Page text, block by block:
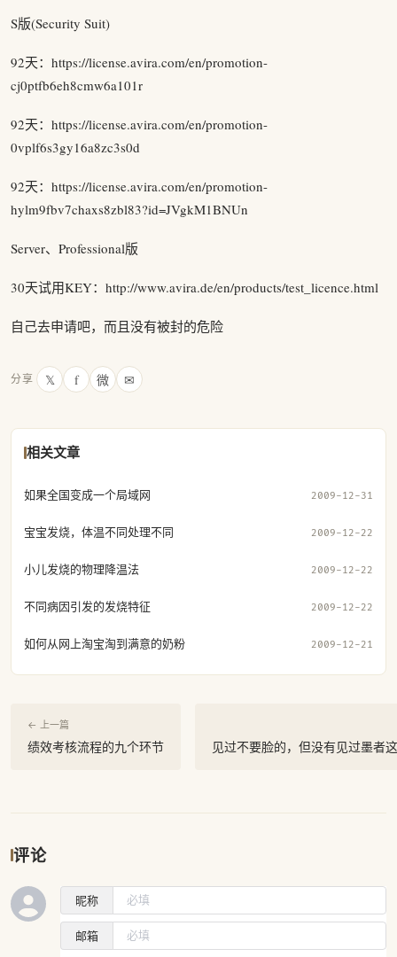
S版(Security Suit)
92天：https://license.avira.com/en/promotion-
cj0ptfb6eh8cmw6a101r
92天：https://license.avira.com/en/promotion-
0vplf6s3gy16a8zc3s0d
92天：https://license.avira.com/en/promotion-
hylm9fbv7chaxs8zbl83?id=JVgkM1BNUn
Server、Professional版
30天试用KEY：http://www.avira.de/en/products/test_licence.html
自己去申请吧，而且没有被封的危险
分享 𝕏 f 微 ✉
相关文章
如果全国变成一个局域网 2009-12-31
宝宝发烧，体温不同处理不同 2009-12-22
小儿发烧的物理降温法 2009-12-22
不同病因引发的发烧特征 2009-12-22
如何从网上淘宝淘到满意的奶粉 2009-12-21
← 上一篇
绩效考核流程的九个环节 见过不要脸的，但没有见过墨者
评论
昵称
邮箱